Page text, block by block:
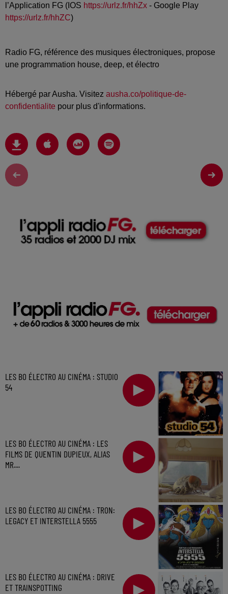
l’Application FG (IOS https://urlz.fr/hhZx - Google Play
https://urlz.fr/hhZC)
Radio FG, référence des musiques électroniques, propose
une programmation house, deep, et électro
Hébergé par Ausha. Visitez ausha.co/politique-de-
confidentialite pour plus d'informations.
LES BO ÉLECTRO AU CINÉMA : STUDIO
54
LES BO ÉLECTRO AU CINÉMA : LES
FILMS DE QUENTIN DUPIEUX, ALIAS
MR....
LES BO ÉLECTRO AU CINÉMA : TRON:
LEGACY ET INTERSTELLA 5555
LES BO ÉLECTRO AU CINÉMA : DRIVE
ET TRAINSPOTTING